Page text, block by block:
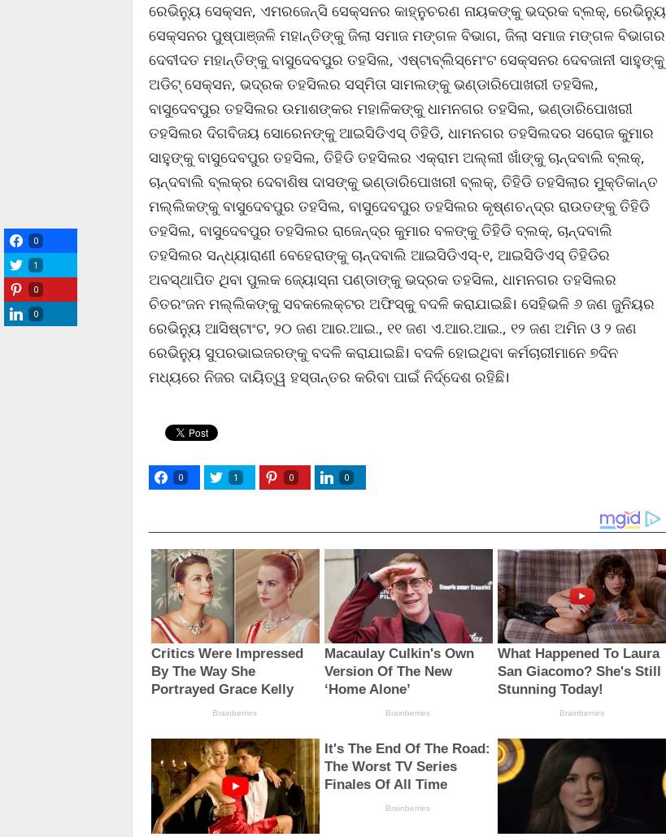
ରେଭିନ୍ୟୁ ସେକ୍ସନ, ଏମରଜେନ୍ସି ସେକ୍ସନର କାହ୍ନୁଚରଣ ନାୟକଙ୍କୁ ଭଦ୍ରକ ବ୍ଲକ୍‌, ରେଭିନ୍ୟୁ
ସେକ୍ସନର ପୁଷ୍ପାଞ୍ଜଳି ମହାନ୍ତିଙ୍କୁ ଜିଲା ସମାଜ ମଙ୍ଗଳ ବିଭାଗ, ଜିଲା ସମାଜ ମଙ୍ଗଳ ବିଭାଗର
ଦେବୀଦତ ମହାନ୍ତିଙ୍କୁ ବାସୁଦେବପୁର ତହସିଲ, ଏଷ୍ଟାବ୍ଲିସ୍‌ମେଂଟ ସେକ୍ସନର ଦେବଜାନୀ ସାହୁଙ୍କୁ
ଅଡିଟ୍ ସେକ୍ସନ, ଭଦ୍ରକ ତହସିଲର ସସ୍ମିତା ସାମଲଙ୍କୁ ଭଣ୍ଡାରିପୋଖରୀ ତହସିଲ,
ବାସୁଦେବପୁର ତହସିଲର ଉମାଶଙ୍କର ମହାଳିକଙ୍କୁ ଧାମନଗର ତହସିଲ, ଭଣ୍ଡାରିପୋଖରୀ
ତହସିଲର ଦିଗବିଜୟ ସୋରେନଙ୍କୁ ଆଇସିଡିଏସ୍ ତିହିଡି, ଧାମନଗର ତହସିଲଦର ସରୋଜ କୁମାର
ସାହୁଙ୍କୁ ବାସୁଦେବପୁର ତହସିଲ, ତିହିଡି ତହସିଲର ଏକ୍ରାମ ଅଲ୍ଲୀ ଖାଁଙ୍କୁ ଚାନ୍ଦବାଲି ବ୍ଲକ୍‌,
ଚାନ୍ଦବାଲି ବ୍ଲକ୍‌ର ଦେବାଶିଷ ଦାସଙ୍କୁ ଭଣ୍ଡାରିପୋଖରୀ ବ୍ଲକ୍‌, ତିହିଡି ତହସିଲାର ମୁକ୍ତିକାନ୍ତ
ମଲ୍ଲିକଙ୍କୁ ବାସୁଦେବପୁର ତହସିଲ, ବାସୁଦେବପୁର ତହସିଲର କୃଷ୍ଣଚନ୍ଦ୍ର ରାଉତଙ୍କୁ ତିହିଡି
ତହସିଲ, ବାସୁଦେବପୁର ତହସିଲର ରାଜେନ୍ଦ୍ର କୁମାର ବଳଙ୍କୁ ତିହିଡି ବ୍ଲକ୍‌, ଚାନ୍ଦବାଲି
ତହସିଲର ସନ୍ଧ୍ୟାରାଣୀ ବେହେରାଙ୍କୁ ଚାନ୍ଦବାଲି ଆଇସିଡିଏସ୍‌-୧, ଆଇସିଡିଏସ୍ ତିହିଡିର
ଅବସ୍ଥାପିତ ଥିବା ପୁଲକ ଜ୍ୟୋସ୍ନା ପଣ୍ଡାଙ୍କୁ ଭଦ୍ରକ ତହସିଲ, ଧାମନଗର ତହସିଲର
ଚିତରଂଜନ ମଲ୍ଲିକଙ୍କୁ ସବକଲେକ୍ଟର ଅଫିସ୍‌କୁ ବଦଳି କରାଯାଇଛି। ସେହିଭଳି ୬ ଜଣ ଜୁନିୟର
ରେଭିନ୍ୟୁ ଆସିଷ୍ଟାଂଟ, ୨୦ ଜଣ ଆର.ଆଇ., ୧୧ ଜଣ ଏ.ଆର.ଆଇ., ୧୨ ଜଣ ଅମିନ ଓ ୨ ଜଣ
ରେଭିନ୍ୟୁ ସୁପରଭାଇଜରଙ୍କୁ ବଦଳି କରାଯାଇଛି। ବଦଳି ହୋଇଥିବା କର୍ମଚାରୀମାନେ ୭ଦିନ
ମଧ୍ୟରେ ନିଜର ଦାୟିତ୍ୱ ହସ୍ତାନ୍ତର କରିବା ପାଇଁ ନିର୍ଦ୍ଦେଶ ରହିଛି।
0 1 0 0
0
1
0
0